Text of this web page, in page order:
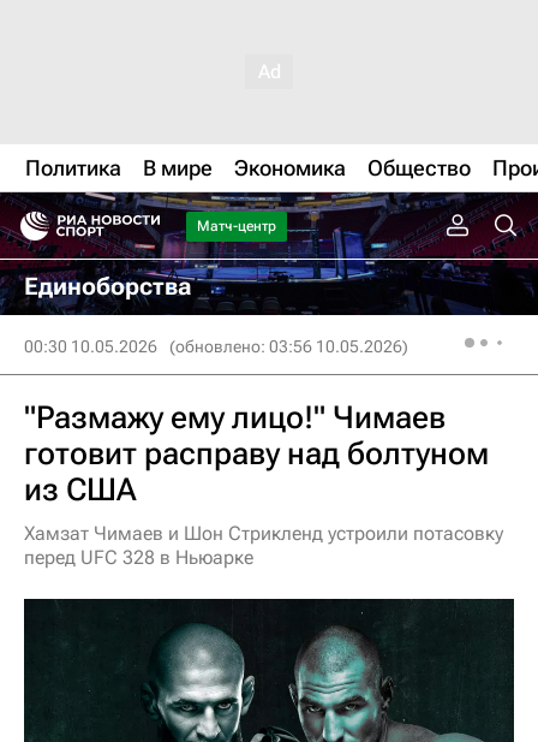
Политика В мире Экономика Общество
Матч-центр
Единоборства
00:30 10.05.2026 (обновлено: 03:56 10.05.2026)
"Размажу ему лицо!" Чимаев
готовит расправу над болтуном
из США
Хамзат Чимаев и Шон Стрикленд устроили потасовку
перед UFC 328 в Ньюарке